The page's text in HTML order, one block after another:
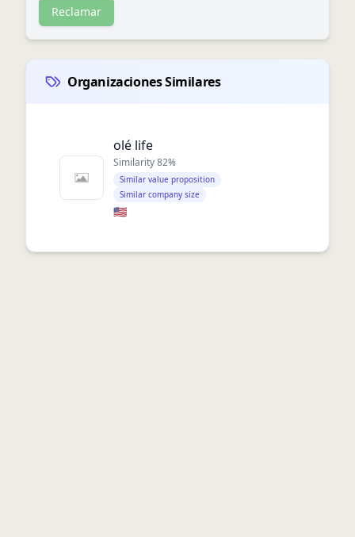
Reclamar
Organizaciones Similares
olé life
Similarity82%
Similar value proposition
Similar company size
🇺🇸